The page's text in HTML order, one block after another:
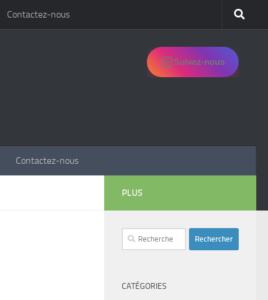
Contactez-nous
Suivez-nous
Contactez-nous
PLUS
Rechercher :
CATÉGORIES